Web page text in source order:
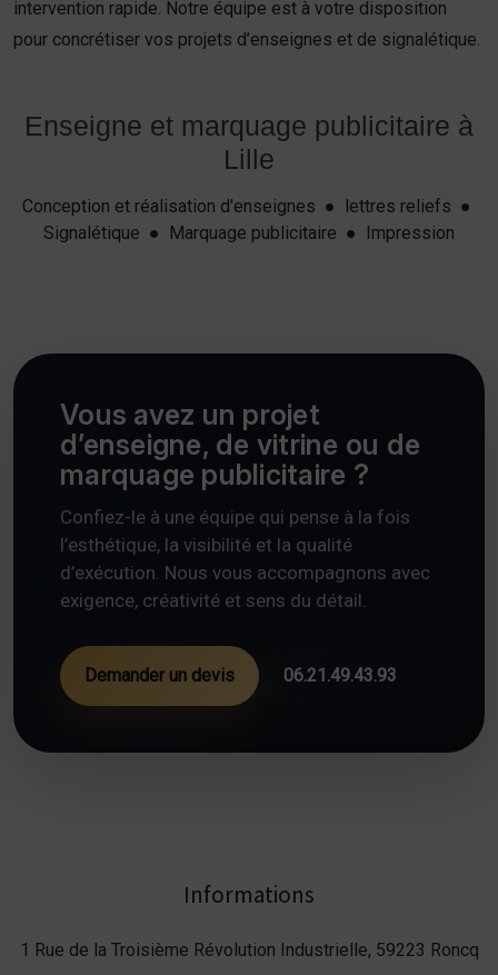
intervention rapide. Notre équipe est à votre disposition
pour concrétiser vos projets d’enseignes et de signalétique.
Enseigne et marquage publicitaire à
Lille
Conception et réalisation d'enseignes ● lettres reliefs ●
Signalétique ● Marquage publicitaire ● Impression
Vous avez un projet
d’enseigne, de vitrine ou de
marquage publicitaire ?
Confiez-le à une équipe qui pense à la fois
l’esthétique, la visibilité et la qualité
d’exécution. Nous vous accompagnons avec
exigence, créativité et sens du détail.
Demander un devis 06.21.49.43.93
Informations
1 Rue de la Troisième Révolution Industrielle, 59223 Roncq